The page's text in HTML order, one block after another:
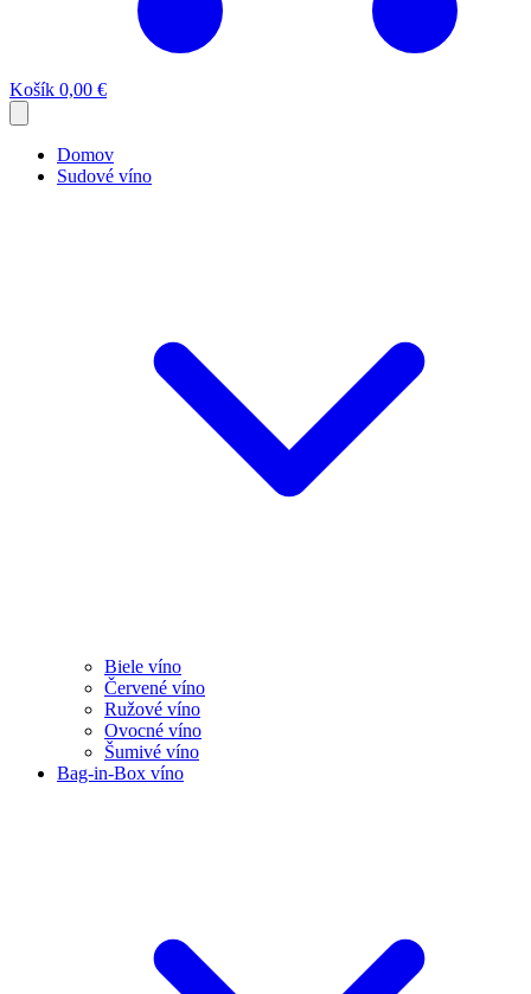
Košík 0,00 €
Domov
Sudové víno
Biele víno
Červené víno
Ružové víno
Ovocné víno
Šumivé víno
Bag-in-Box víno